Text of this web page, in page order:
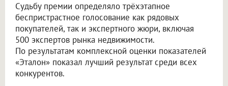
Судьбу премии определяло трёхэтапное
беспристрастное голосование как рядовых
покупателей, так и экспертного жюри, включая
500 экспертов рынка недвижимости.
По результатам комплексной оценки показателей
«Эталон» показал лучший результат среди всех
конкурентов.